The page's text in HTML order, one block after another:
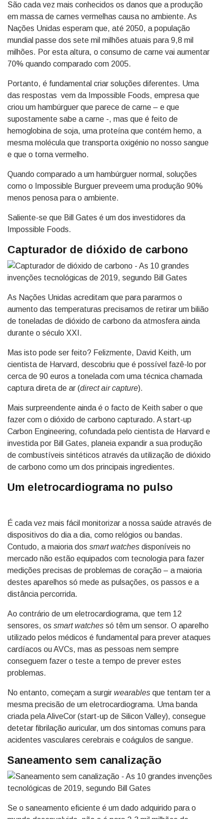
São cada vez mais conhecidos os danos que a produção
em massa de carnes vermelhas causa no ambiente. As
Nações Unidas esperam que, até 2050, a população
mundial passe dos sete mil milhões atuais para 9,8 mil
milhões. Por esta altura, o consumo de carne vai aumentar
70% quando comparado com 2005.
Portanto, é fundamental criar soluções diferentes. Uma
das respostas vem da Impossible Foods, empresa que
criou um hambúrguer que parece de carne – e que
supostamente sabe a carne -, mas que é feito de
hemoglobina de soja, uma proteína que contém hemo, a
mesma molécula que transporta oxigénio no nosso sangue
e que o torna vermelho.
Quando comparado a um hambúrguer normal, soluções
como o Impossible Burguer preveem uma produção 90%
menos penosa para o ambiente.
Saliente-se que Bill Gates é um dos investidores da
Impossible Foods.
Capturador de dióxido de carbono
As Nações Unidas acreditam que para pararmos o
aumento das temperaturas precisamos de retirar um bilião
de toneladas de dióxido de carbono da atmosfera ainda
durante o século XXI.
Mas isto pode ser feito? Felizmente, David Keith, um
cientista de Harvard, descobriu que é possível fazê-lo por
cerca de 90 euros a tonelada com uma técnica chamada
captura direta de ar (direct air capture).
Mais surpreendente ainda é o facto de Keith saber o que
fazer com o dióxido de carbono capturado. A start-up
Carbon Engineering, cofundada pelo cientista de Harvard e
investida por Bill Gates, planeia expandir a sua produção
de combustíveis sintéticos através da utilização de dióxido
de carbono como um dos principais ingredientes.
Um eletrocardiograma no pulso
É cada vez mais fácil monitorizar a nossa saúde através de
dispositivos do dia a dia, como relógios ou bandas.
Contudo, a maioria dos smart watches disponíveis no
mercado não estão equipados com tecnologia para fazer
medições precisas de problemas de coração – a maioria
destes aparelhos só mede as pulsações, os passos e a
distância percorrida.
Ao contrário de um eletrocardiograma, que tem 12
sensores, os smart watches só têm um sensor. O aparelho
utilizado pelos médicos é fundamental para prever ataques
cardíacos ou AVCs, mas as pessoas nem sempre
conseguem fazer o teste a tempo de prever estes
problemas.
No entanto, começam a surgir wearables que tentam ter a
mesma precisão de um eletrocardiograma. Uma banda
criada pela AliveCor (start-up de Silicon Valley), consegue
detetar fibrilação auricular, um dos sintomas comuns para
acidentes vasculares cerebrais e coágulos de sangue.
Saneamento sem canalização
Se o saneamento eficiente é um dado adquirido para o